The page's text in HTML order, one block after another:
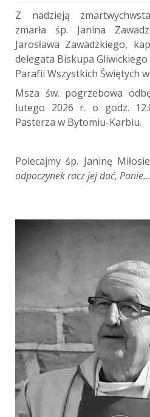
Z nadzieją
zmarła śp. Janina
Jarosława Zawadzkiego,
delegata Biskupa
Parafii Wszystkich Świętych
Msza św. pogrzebowa
lutego 2026 r. o godz.
Pasterza w Bytomiu-Karbiu.
Polecajmy śp. Janinę
odpoczynek racz jej dać, Panie…